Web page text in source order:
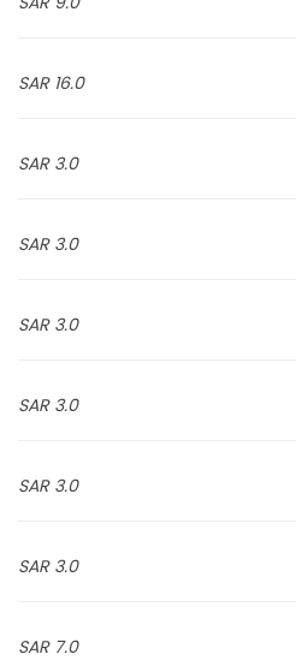
16.0 SAR
3.0 SAR
3.0 SAR
3.0 SAR
3.0 SAR
3.0 SAR
3.0 SAR
7.0 SAR